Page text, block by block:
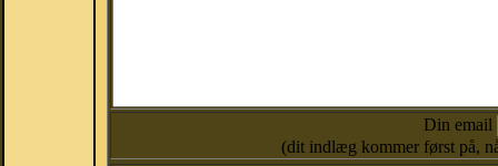
Din email
(dit indlæg kommer først på,